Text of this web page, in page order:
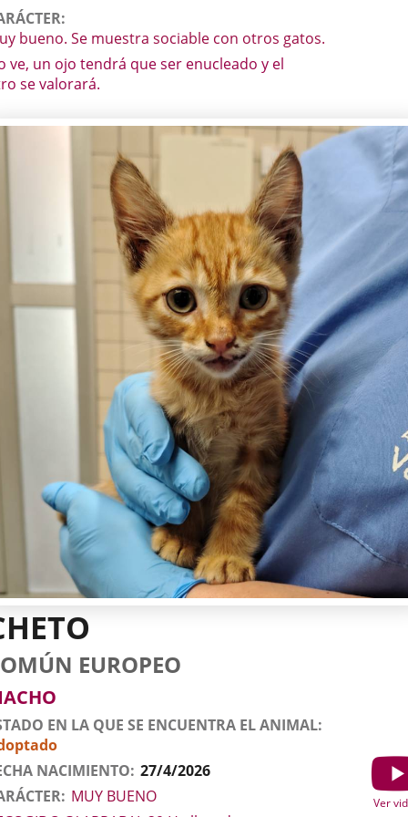
bueno. Se muestra sociable con otros gatos.
ve, un ojo tendrá que ser enucleado y el
se valorará.
EUROPEO
EN LA QUE SE ENCUENTRA EL ANIMAL
NACIMIENTO 27/4/2026
MUY BUENO
Ver
Show